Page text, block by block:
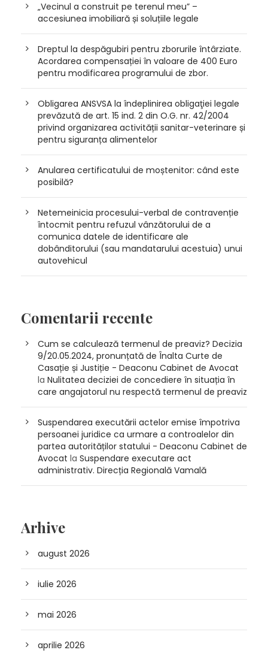
„Vecinul a construit pe terenul meu” –
accesiunea imobiliară și soluțiile legale
Dreptul la despăgubiri pentru zborurile întârziate.
Acordarea compensației în valoare de 400 Euro
pentru modificarea programului de zbor.
Obligarea ANSVSA la îndeplinirea obligaţiei legale
prevăzută de art. 15 ind. 2 din O.G. nr. 42/2004
privind organizarea activității sanitar-veterinare și
pentru siguranța alimentelor
Anularea certificatului de moștenitor: când este
posibilă?
Netemeinicia procesului-verbal de contravenție
întocmit pentru refuzul vânzătorului de a
comunica datele de identificare ale
dobânditorului (sau mandatarului acestuia) unui
autovehicul
Comentarii recente
Cum se calculează termenul de preaviz? Decizia
9/20.05.2024, pronunțată de Înalta Curte de
Casație și Justiție - Deaconu Cabinet de Avocat
la Nulitatea deciziei de concediere în situația în
care angajatorul nu respectă termenul de preaviz
Suspendarea executării actelor emise împotriva
persoanei juridice ca urmare a controalelor din
partea autorităților statului - Deaconu Cabinet de
Avocat la Suspendare executare act
administrativ. Direcția Regională Vamală
Arhive
august 2026
iulie 2026
mai 2026
aprilie 2026